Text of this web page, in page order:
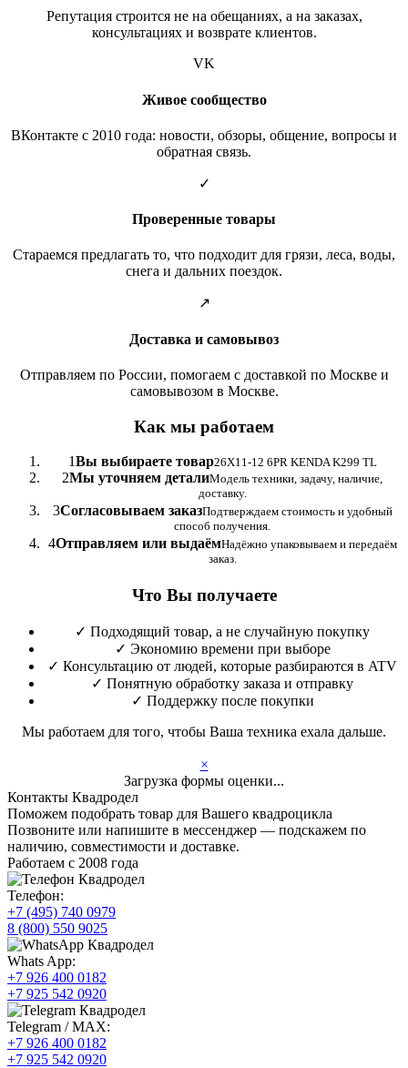
Репутация строится не на обещаниях, а на заказах,
консультациях и возврате клиентов.
VK
Живое сообщество
ВКонтакте с 2010 года: новости, обзоры, общение, вопросы и
обратная связь.
✓
Проверенные товары
Стараемся предлагать то, что подходит для грязи, леса, воды,
снега и дальних поездок.
↗
Доставка и самовывоз
Отправляем по России, помогаем с доставкой по Москве и
самовывозом в Москве.
Как мы работаем
1Вы выбираете товар26X11-12 6PR KENDA K299 TL
2Мы уточняем деталиМодель техники, задачу, наличие,
доставку.
3Согласовываем заказПодтверждаем стоимость и удобный
способ получения.
4Отправляем или выдаёмНадёжно упаковываем и передаём
заказ.
Что Вы получаете
✓ Подходящий товар, а не случайную покупку
✓ Экономию времени при выборе
✓ Консультацию от людей, которые разбираются в ATV
✓ Понятную обработку заказа и отправку
✓ Поддержку после покупки
Мы работаем для того, чтобы Ваша техника ехала дальше.
×
Загрузка формы оценки...
Контакты Квадродел
Поможем подобрать товар для Вашего квадроцикла
Позвоните или напишите в мессенджер — подскажем по
наличию, совместимости и доставке.
Работаем с 2008 года
Телефон:
+7 (495) 740 0979
8 (800) 550 9025
Whats App:
+7 926 400 0182
+7 925 542 0920
Telegram / MAX:
+7 926 400 0182
+7 925 542 0920